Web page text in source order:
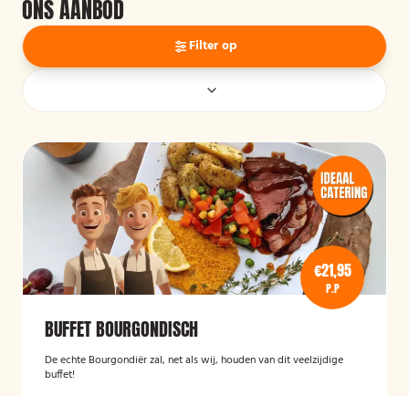
ONS AANBOD
Filter op
€21,95
P.P
BUFFET BOURGONDISCH
De echte Bourgondiër zal, net als wij, houden van dit veelzijdige
buffet!